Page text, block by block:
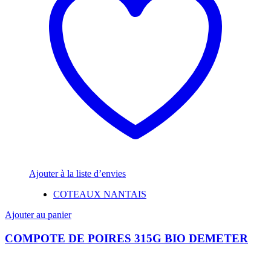
Ajouter à la liste d’envies
COTEAUX NANTAIS
Ajouter au panier
COMPOTE DE POIRES 315G BIO DEMETER